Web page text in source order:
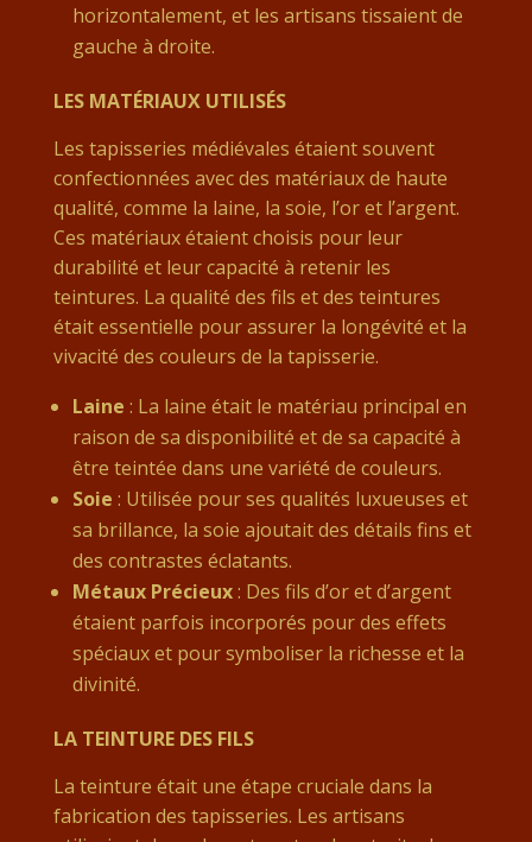
horizontalement, et les artisans tissaient de
gauche à droite.
LES MATÉRIAUX UTILISÉS
Les tapisseries médiévales étaient souvent
confectionnées avec des matériaux de haute
qualité, comme la laine, la soie, l’or et l’argent.
Ces matériaux étaient choisis pour leur
durabilité et leur capacité à retenir les
teintures. La qualité des fils et des teintures
était essentielle pour assurer la longévité et la
vivacité des couleurs de la tapisserie.
Laine : La laine était le matériau principal en
raison de sa disponibilité et de sa capacité à
être teintée dans une variété de couleurs.
Soie : Utilisée pour ses qualités luxueuses et
sa brillance, la soie ajoutait des détails fins et
des contrastes éclatants.
Métaux Précieux: Des fils d’or et d’argent
étaient parfois incorporés pour des effets
spéciaux et pour symboliser la richesse et la
divinité.
LA TEINTURE DES FILS
La teinture était une étape cruciale dans la
fabrication des tapisseries. Les artisans